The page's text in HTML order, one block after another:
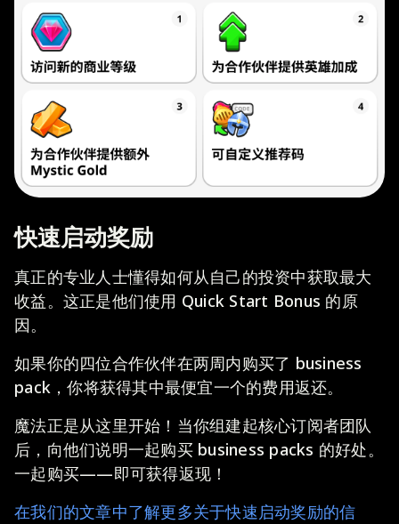
快速启动奖励
真正的专业人士懂得如何从自己的投资中获取最大
收益。这正是他们使用 Quick Start Bonus 的原
因。
如果你的四位合作伙伴在两周内购买了 business
pack，你将获得其中最便宜一个的费用返还。
魔法正是从这里开始！当你组建起核心订阅者团队
后，向他们说明一起购买 business packs 的好处。
一起购买——即可获得返现！
在我们的文章中了解更多关于快速启动奖励的信